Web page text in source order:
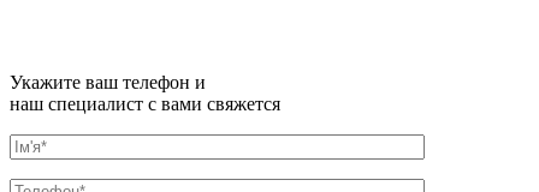
Укажите ваш телефон и
наш специалист с вами свяжется